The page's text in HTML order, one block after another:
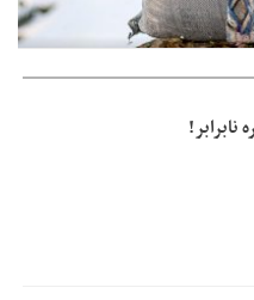
باشد/مواد اولیه با کولبری
نابرابر!